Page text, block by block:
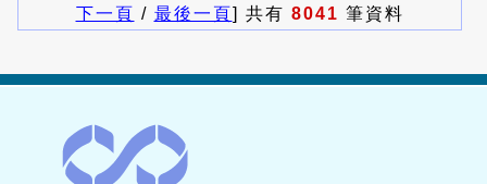
下一頁 / 最後一頁] 共有 8041 筆資料